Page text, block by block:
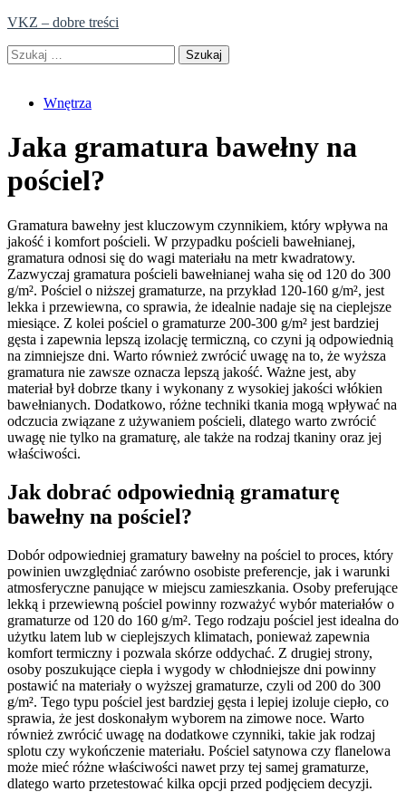
Skip
content
VKZ – dobre treści
Szukaj:
Wnętrza
Jaka gramatura bawełny na
pościel?
Gramatura bawełny jest kluczowym czynnikiem, który wpływa na
jakość i komfort pościeli. W przypadku pościeli bawełnianej,
gramatura odnosi się do wagi materiału na metr kwadratowy.
Zazwyczaj gramatura pościeli bawełnianej waha się od 120 do 300
g/m². Pościel o niższej gramaturze, na przykład 120-160 g/m², jest
lekka i przewiewna, co sprawia, że idealnie nadaje się na cieplejsze
miesiące. Z kolei pościel o gramaturze 200-300 g/m² jest bardziej
gęsta i zapewnia lepszą izolację termiczną, co czyni ją odpowiednią
na zimniejsze dni. Warto również zwrócić uwagę na to, że wyższa
gramatura nie zawsze oznacza lepszą jakość. Ważne jest, aby
materiał był dobrze tkany i wykonany z wysokiej jakości włókien
bawełnianych. Dodatkowo, różne techniki tkania mogą wpływać na
odczucia związane z używaniem pościeli, dlatego warto zwrócić
uwagę nie tylko na gramaturę, ale także na rodzaj tkaniny oraz jej
właściwości.
Jak dobrać odpowiednią gramaturę
bawełny na pościel?
Dobór odpowiedniej gramatury bawełny na pościel to proces, który
powinien uwzględniać zarówno osobiste preferencje, jak i warunki
atmosferyczne panujące w miejscu zamieszkania. Osoby preferujące
lekką i przewiewną pościel powinny rozważyć wybór materiałów o
gramaturze od 120 do 160 g/m². Tego rodzaju pościel jest idealna do
użytku latem lub w cieplejszych klimatach, ponieważ zapewnia
komfort termiczny i pozwala skórze oddychać. Z drugiej strony,
osoby poszukujące ciepła i wygody w chłodniejsze dni powinny
postawić na materiały o wyższej gramaturze, czyli od 200 do 300
g/m². Tego typu pościel jest bardziej gęsta i lepiej izoluje ciepło, co
sprawia, że jest doskonałym wyborem na zimowe noce. Warto
również zwrócić uwagę na dodatkowe czynniki, takie jak rodzaj
splotu czy wykończenie materiału. Pościel satynowa czy flanelowa
może mieć różne właściwości nawet przy tej samej gramaturze,
dlatego warto przetestować kilka opcji przed podjęciem decyzji.